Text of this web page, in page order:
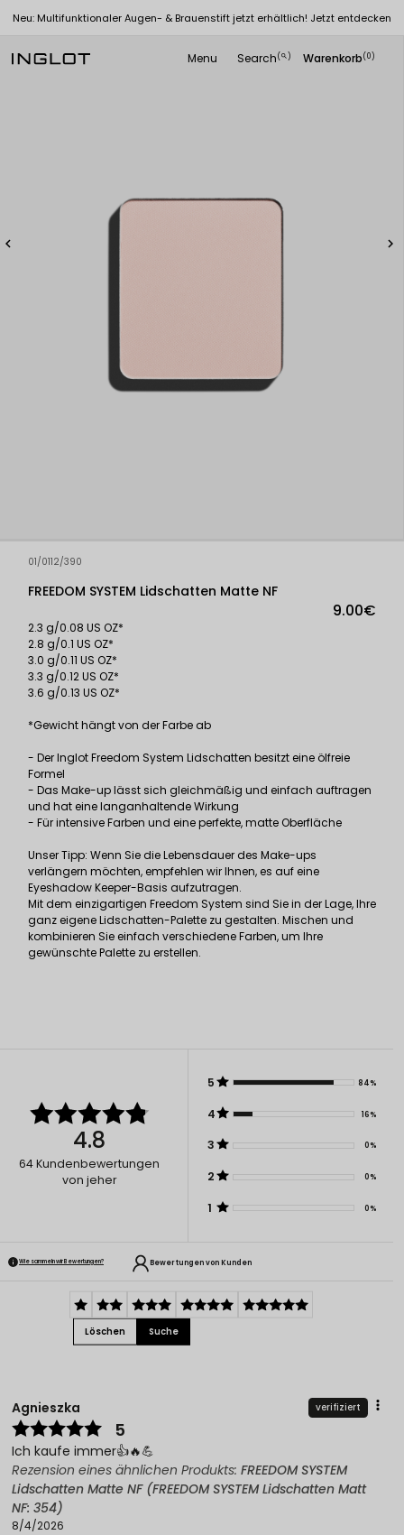
Neu: Multifunktionaler Augen- & Brauenstift jetzt erhältlich! Jetzt entdecken
Menu Search(
search ) Warenkorb(0)
 
01/0112/390
FREEDOM SYSTEM Lidschatten Matte NF
9.00€
2.3 g/0.08 US OZ*
2.8 g/0.1 US OZ*
3.0 g/0.11 US OZ*
3.3 g/0.12 US OZ*
3.6 g/0.13 US OZ*
*Gewicht hängt von der Farbe ab
- Der Inglot Freedom System Lidschatten besitzt eine ölfreie
Formel
- Das Make-up lässt sich gleichmäßig und einfach auftragen
und hat eine langanhaltende Wirkung
- Für intensive Farben und eine perfekte, matte Oberfläche
Unser Tipp: Wenn Sie die Lebensdauer des Make-ups
verlängern möchten, empfehlen wir Ihnen, es auf eine
Eyeshadow Keeper-Basis aufzutragen.
Mit dem einzigartigen Freedom System sind Sie in der Lage, Ihre
ganz eigene Lidschatten-Palette zu gestalten. Mischen und
kombinieren Sie einfach verschiedene Farben, um Ihre
gewünschte Palette zu erstellen.
4.8
64Kundenbewertungen
von jeher
5 84%
4 16%
3 0%
2 0%
1 0%
Wie sammeln wir Bewertungen? Bewertungen von Kunden
Löschen Suche
Agnieszka verifiziert
5
Ich kaufe immer👍️🔥💪
Rezension eines ähnlichen Produkts: FREEDOM SYSTEM
Lidschatten Matte NF (FREEDOM SYSTEM Lidschatten Matt
NF: 354)
8/4/2026